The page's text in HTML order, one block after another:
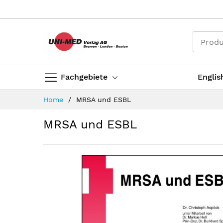
Fachgebiete
Home MRSA und ESBL
MRSA und ESBL
Bildergalerie